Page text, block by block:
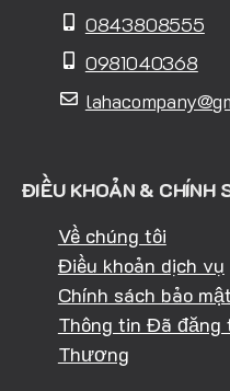
0843808555
0981040368
ĐIỀU KHOẢN & CHÍNH
Về chúng tôi
Điều khoản dịch vụ
Chính sách bảo mật
Thông tin Đã đăng
Thương